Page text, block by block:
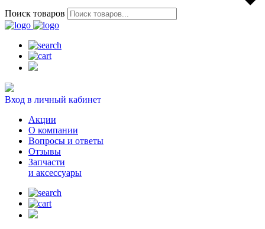
Поиск товаров
Вход в личный кабинет
Акции
О компании
Вопросы и ответы
Отзывы
Запчасти
и аксессуары